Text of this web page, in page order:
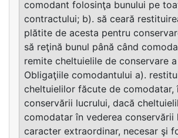
comodant folosinţa bunului pe
contractului; b). să ceară
plătite de acesta pentru
să reţină bunul până când
remite cheltuielile de conservare
Obligaţiile comodantului a).
cheltuielilor făcute de comodatar,
conservării lucrului, dacă
comodatar în vederea conservării
caracter extraordinar, necesar şi